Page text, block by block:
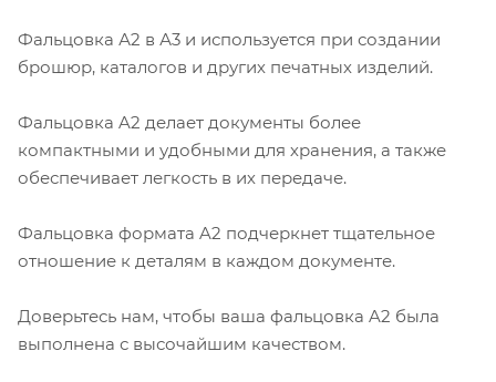
Фальцовка А2 в А3 и используется при создании
брошюр, каталогов и других печатных изделий.
Фальцовка A2 делает документы более
компактными и удобными для хранения, а также
обеспечивает легкость в их передаче.
Фальцовка формата A2 подчеркнет тщательное
отношение к деталям в каждом документе.
Доверьтесь нам, чтобы ваша фальцовка A2 была
выполнена с высочайшим качеством.